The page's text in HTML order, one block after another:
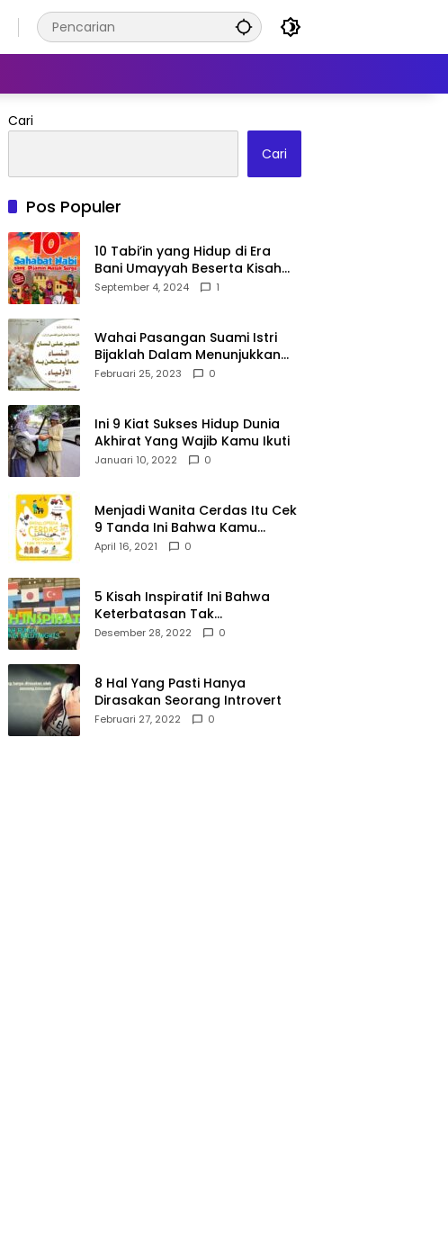
Cari
Cari
Pos Populer
10 Tabi’in yang Hidup di Era
Bani Umayyah Beserta Kisah
Teladan Mereka!
September 4, 2024 1
Wahai Pasangan Suami Istri
Bijaklah Dalam Menunjukkan
Kebahagiaanmu Di Publik
Februari 25, 2023 0
Ini 9 Kiat Sukses Hidup Dunia
Akhirat Yang Wajib Kamu Ikuti
Januari 10, 2022 0
Menjadi Wanita Cerdas Itu Cek
9 Tanda Ini Bahwa Kamu
Memang Wanita Cerdas
April 16, 2021 0
5 Kisah Inspiratif Ini Bahwa
Keterbatasan Tak
Menghalangi Segalanya
Desember 28, 2022 0
8 Hal Yang Pasti Hanya
Dirasakan Seorang Introvert
Februari 27, 2022 0